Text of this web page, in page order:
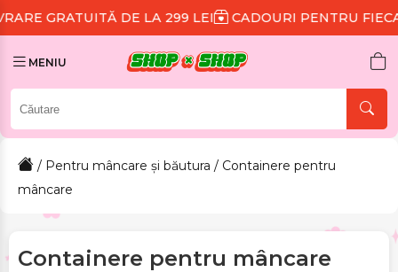
DE LA 299 LEI CADOURI PENTRU FIECARE
MENIU
/ Pentru mâncare și băutura / Containere pentru
mâncare
Containere pentru mâncare